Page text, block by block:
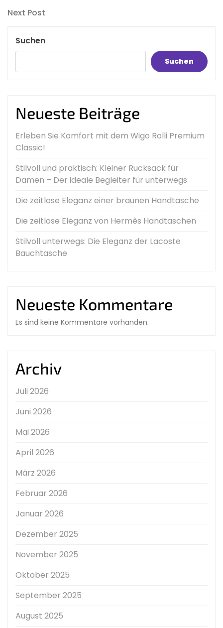
Next
Next Post
Suchen
Suchen
Neueste Beiträge
Erleben Sie Komfort mit dem Wigo Rolli Premium
Classic!
Stilvoll und praktisch: Kleiner Rucksack für
Damen – Der ideale Begleiter für unterwegs
Die zeitlose Eleganz einer braunen Handtasche
Die zeitlose Eleganz von Hermès Handtaschen
Stilvoll unterwegs: Die Eleganz der Lacoste
Bauchtasche
Neueste Kommentare
Es sind keine Kommentare vorhanden.
Archiv
Juli 2026
Juni 2026
Mai 2026
April 2026
März 2026
Februar 2026
Januar 2026
Dezember 2025
November 2025
Oktober 2025
September 2025
August 2025